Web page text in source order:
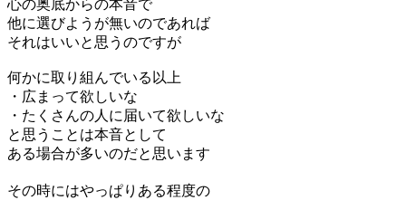
心の奥底からの本音で
他に選びようが無いのであれば
それはいいと思うのですが
何かに取り組んでいる以上
・広まって欲しいな
・たくさんの人に届いて欲しいな
と思うことは本音として
ある場合が多いのだと思います
その時にはやっぱりある程度の